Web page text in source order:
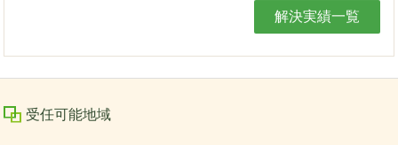
解決実績一覧
受任可能地域